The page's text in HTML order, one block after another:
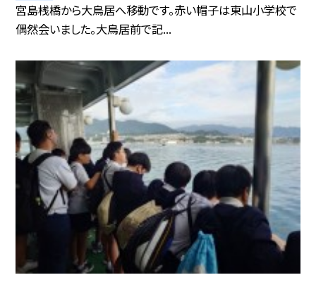
宮島桟橋から大鳥居へ移動です。赤い帽子は東山小学校で
偶然会いました。大鳥居前で記...